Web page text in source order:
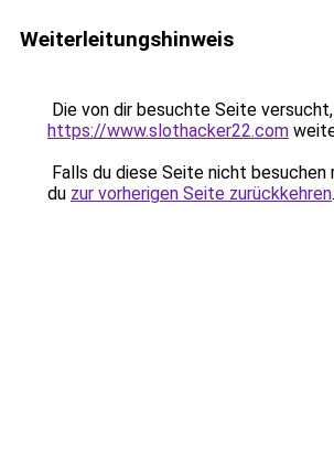
Weiterleitungshinweis
Die von dir besuchte Seite
https://www.slothacker22.com
Falls du diese Seite nicht
du zur vorherigen Seite zurückkehren.